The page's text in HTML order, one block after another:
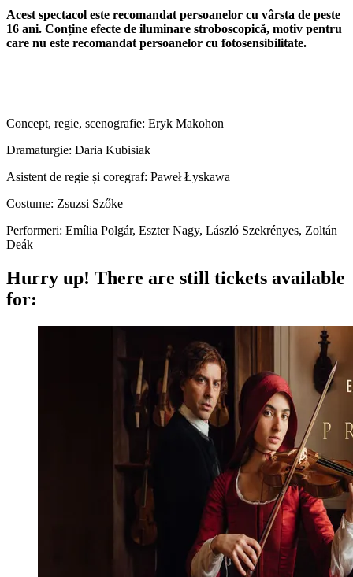
Acest spectacol este recomandat persoanelor cu vârsta de peste
16 ani. Conține efecte de iluminare stroboscopică, motiv pentru
care nu este recomandat persoanelor cu fotosensibilitate.
Concept, regie, scenografie: Eryk Makohon
Dramaturgie: Daria Kubisiak
Asistent de regie și coregraf: Paweł Łyskawa
Costume: Zsuzsi Szőke
Performeri: Emília Polgár, Eszter Nagy, László Szekrényes, Zoltán
Deák
Hurry up! There are still tickets available
for: